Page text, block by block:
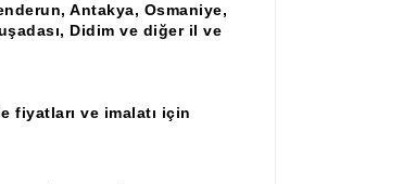
Antakya, Osmaniye,
Didim ve diğer il ve
fiyatları ve imalatı için